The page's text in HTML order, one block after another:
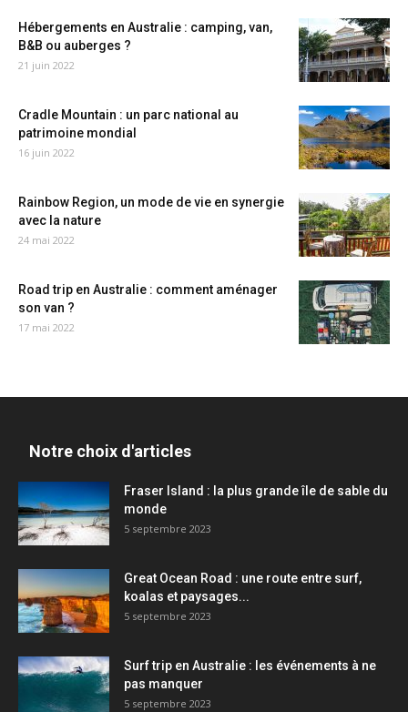
Hébergements en Australie : camping, van,
B&B ou auberges ?
21 juin 2022
Cradle Mountain : un parc national au
patrimoine mondial
16 juin 2022
Rainbow Region, un mode de vie en synergie
avec la nature
24 mai 2022
Road trip en Australie : comment aménager
son van ?
17 mai 2022
Notre choix d'articles
Fraser Island : la plus grande île de sable du
monde
5 septembre 2023
Great Ocean Road : une route entre surf,
koalas et paysages...
5 septembre 2023
Surf trip en Australie : les événements à ne
pas manquer
5 septembre 2023